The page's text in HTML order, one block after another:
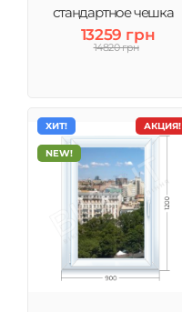
стандартное чешка
13259 грн
14820 грн
АКЦИЯ!
ХИТ!
NEW!